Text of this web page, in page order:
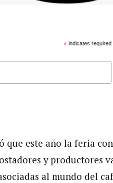
*indicates required
que este año la feria
y productores
al mundo del